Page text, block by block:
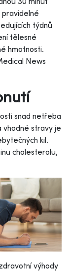
týdnů
tělesné
hmotnosti.
News
snad netřeba
vhodné stravy je
kil.
cholesterolu,
výhody